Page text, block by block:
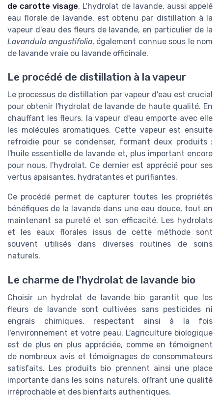
de carotte visage. L'hydrolat de lavande, aussi appelé
eau florale de lavande, est obtenu par distillation à la
vapeur d'eau des fleurs de lavande, en particulier de la
Lavandula angustifolia, également connue sous le nom
de lavande vraie ou lavande officinale.
Le procédé de distillation à la vapeur
Le processus de distillation par vapeur d'eau est crucial
pour obtenir l'hydrolat de lavande de haute qualité. En
chauffant les fleurs, la vapeur d'eau emporte avec elle
les molécules aromatiques. Cette vapeur est ensuite
refroidie pour se condenser, formant deux produits :
l'huile essentielle de lavande et, plus important encore
pour nous, l'hydrolat. Ce dernier est apprécié pour ses
vertus apaisantes, hydratantes et purifiantes.
Ce procédé permet de capturer toutes les propriétés
bénéfiques de la lavande dans une eau douce, tout en
maintenant sa pureté et son efficacité. Les hydrolats
et les eaux florales issus de cette méthode sont
souvent utilisés dans diverses routines de soins
naturels.
Le charme de l'hydrolat de lavande bio
Choisir un hydrolat de lavande bio garantit que les
fleurs de lavande sont cultivées sans pesticides ni
engrais chimiques, respectant ainsi à la fois
l'environnement et votre peau. L'agriculture biologique
est de plus en plus appréciée, comme en témoignent
de nombreux avis et témoignages de consommateurs
satisfaits. Les produits bio prennent ainsi une place
importante dans les soins naturels, offrant une qualité
irréprochable et des bienfaits authentiques.